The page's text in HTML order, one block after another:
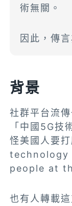
術無關。
因此，傳
背景
社群平台流
「中國5G技
怪美國人要
technology
people at
也有人轉載